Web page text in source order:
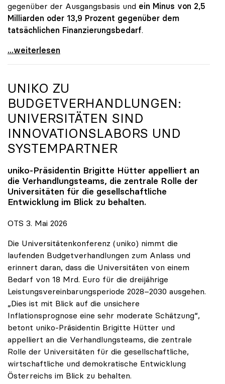
gegenüber der Ausgangsbasis und ein Minus von 2,5
Milliarden oder 13,9 Prozent gegenüber dem
tatsächlichen Finanzierungsbedarf.
\"Österreich ist für die heimischen Universitäten
...weiterlesen
UNIKO ZU
BUDGETVERHANDLUNGEN:
UNIVERSITÄTEN SIND
INNOVATIONSLABORS UND
SYSTEMPARTNER
uniko-Präsidentin Brigitte Hütter appelliert an
die Verhandlungsteams, die zentrale Rolle der
Universitäten für die gesellschaftliche
Entwicklung im Blick zu behalten.
OTS 3. Mai 2026
Die Universitätenkonferenz (uniko) nimmt die
laufenden Budgetverhandlungen zum Anlass und
erinnert daran, dass die Universitäten von einem
Bedarf von 18 Mrd. Euro für die dreijährige
Leistungsvereinbarungsperiode 2028–2030 ausgehen.
„Dies ist mit Blick auf die unsichere
Inflationsprognose eine sehr moderate Schätzung“,
betont uniko-Präsidentin Brigitte Hütter und
appelliert an die Verhandlungsteams, die zentrale
Rolle der Universitäten für die gesellschaftliche,
wirtschaftliche und demokratische Entwicklung
Österreichs im Blick zu behalten.